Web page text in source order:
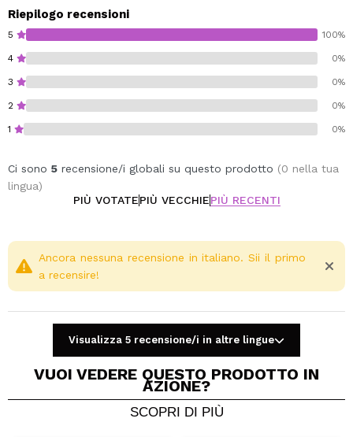
Riepilogo recensioni
5 100%
4 0%
3 0%
2 0%
1 0%
Ci sono 5 recensione/i globali su questo prodotto (0 nella tua
lingua)
PIÙ VOTATEPIÙ VECCHIEPIÙ RECENTI
Condividi un video o una foto
Ancora nessuna recensione in italiano. Sii il primo
a recensire!
Visualizza 5 recensione/i in altre lingue
VUOI VEDERE QUESTO PRODOTTO IN
AZIONE?
SCOPRI DI PIÙ